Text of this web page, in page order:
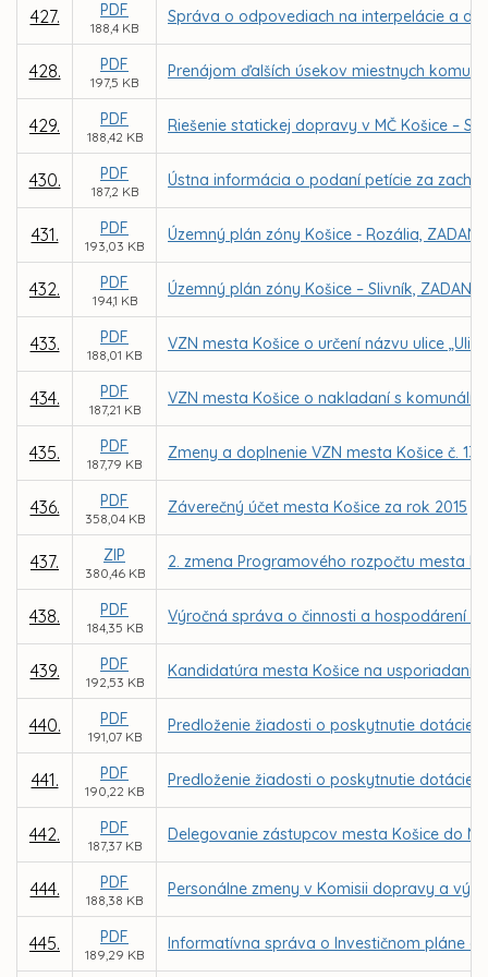
427. PDF
188,4 KB
Správa o odpovediach na interpelácie a
428. PDF
197,5 KB
Prenájom ďalších úsekov miestnych
429. PDF
188,42 KB
Riešenie statickej dopravy v MČ Košice –
430. PDF
187,2 KB
Ústna informácia o podaní petície za
431. PDF
193,03 KB
Územný plán zóny Košice - Rozália,
432. PDF
194,1 KB
Územný plán zóny Košice – Slivník, ZADANIE
433. PDF
188,01 KB
VZN mesta Košice o určení názvu ulice
434. PDF
187,21 KB
VZN mesta Košice o nakladaní s
435. PDF
187,79 KB
Zmeny a doplnenie VZN mesta Košice č.
436. PDF
358,04 KB
Záverečný účet mesta Košice za rok 2015
437. ZIP
380,46 KB
2. zmena Programového rozpočtu mesta
438. PDF
184,35 KB
Výročná správa o činnosti a hospodárení
439. PDF
192,53 KB
Kandidatúra mesta Košice na usporiadanie
440. PDF
191,07 KB
Predloženie žiadosti o poskytnutie dotácie
441. PDF
190,22 KB
Predloženie žiadosti o poskytnutie dotácie
442. PDF
187,37 KB
Delegovanie zástupcov mesta Košice do
444. PDF
188,38 KB
Personálne zmeny v Komisii dopravy a
445. PDF
189,29 KB
Informatívna správa o Investičnom pláne